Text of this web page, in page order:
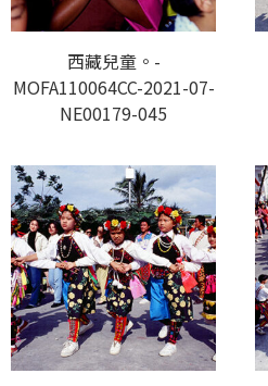
西藏兒童。-
MOFA110064CC-2021-07-
NE00179-045